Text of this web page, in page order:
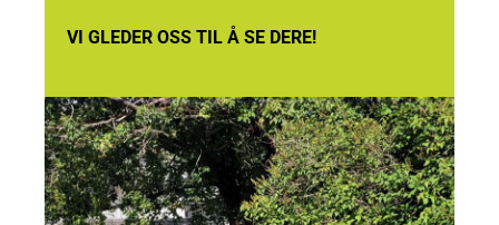
VI GLEDER OSS TIL Å SE DERE!